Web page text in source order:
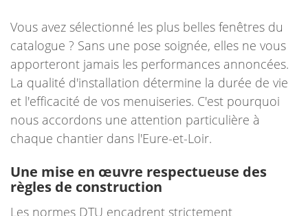
Vous avez sélectionné les plus belles fenêtres du
catalogue ? Sans une pose soignée, elles ne vous
apporteront jamais les performances annoncées.
La qualité d'installation détermine la durée de vie
et l'efficacité de vos menuiseries. C'est pourquoi
nous accordons une attention particulière à
chaque chantier dans l'Eure-et-Loir.
Une mise en œuvre respectueuse des
règles de construction
Les normes DTU encadrent strictement